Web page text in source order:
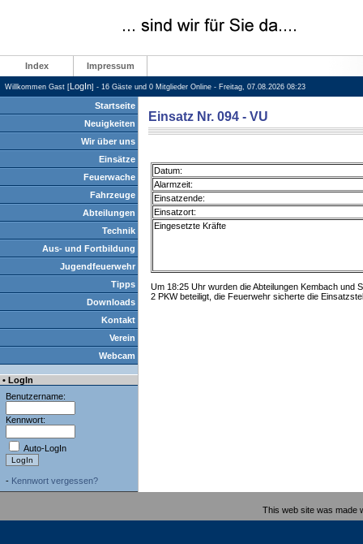
Index Impressum
Willkommen Gast [LogIn] - 16 Gäste und 0 Mitglieder Online - Freitag, 07.08.2026 08:23
Startseite
Neuigkeiten
Wir über uns
Einsätze
Feuerwache
Fahrzeuge
Abteilungen
Technik
Aus- und Fortbildung
Jugendfeuerwehr
Tipps
Downloads
Kontakt
Verein
Webcam
• LogIn
Benutzername:
Kennwort:
Auto-LogIn
- Kennwort vergessen?
Einsatz Nr. 094 - VU
Datum:
Alarmzeit:
Einsatzende:
Einsatzort:
Eingesetzte Kräfte
Um 18:25 Uhr wurden die Abteilungen Kembach und
2 PKW beteiligt, die Feuerwehr sicherte die
This web site was made